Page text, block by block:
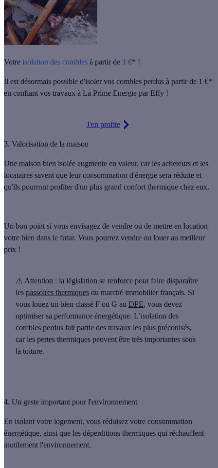
Votre isolation des combles à partir de 1 €* !
Il est désormais possible d'isoler vos combles perdus à partir de 1 €*
en confiant vos travaux à La Prime Energie par Effy !
J'en profite
3. Valorisation de la maison
Une maison bien isolée augmente en valeur, car les acheteurs et les
locataires savent que leur consommation d'énergie sera réduite et
qu'ils pourront profiter d'un plus grand confort thermique chez eux.
Un bon point si vous envisagez de vendre ou de mettre en location
votre bien dans le futur. Vous pourrez vendre ou louer au meilleur
prix !
⚠️ Attention : la législation se renforce pour faire disparaître
les passoires thermiques du marché immobilier français. Si
vous louez un bien classé F ou G au DPE, vous devez
optimiser sa performance énergétique. L’isolation des
combles perdus fait partie des travaux les plus préconisés,
car les pertes thermiques peuvent être très importantes sous
la toiture.
4. Un geste important pour l'environnement
En isolant votre logement, vous réduisez votre consommation
énergétique, ainsi que les déperditions thermiques qui réchauffent
inutilement l'environnement.